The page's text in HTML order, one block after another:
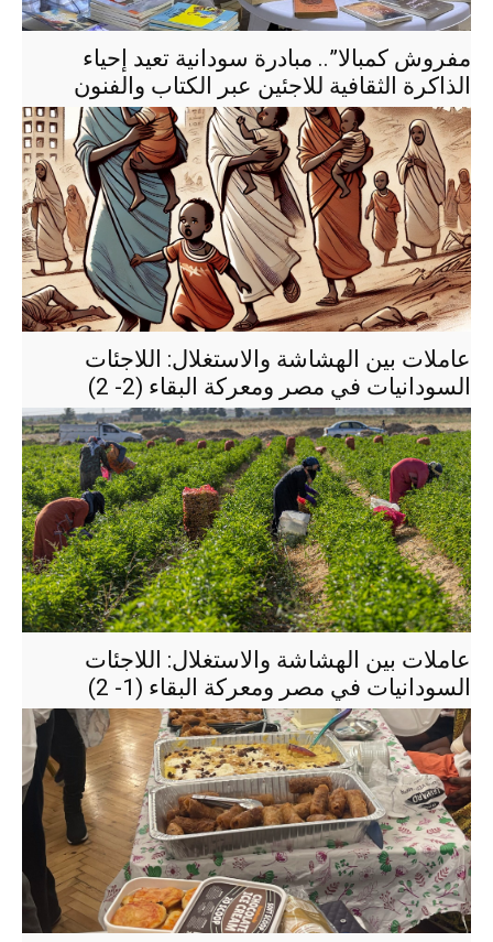
مفروش كمبالا”.. مبادرة سودانية تعيد إحياء
الذاكرة الثقافية للاجئين عبر الكتاب والفنون
عاملات بين الهشاشة والاستغلال: اللاجئات
السودانيات في مصر ومعركة البقاء (2- 2)
عاملات بين الهشاشة والاستغلال: اللاجئات
السودانيات في مصر ومعركة البقاء (1- 2)